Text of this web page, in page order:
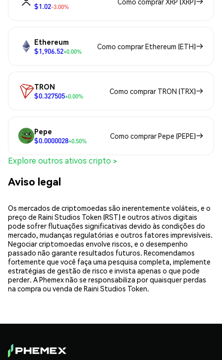
$1.02-3.00%
Ethereum
$1,906.52+0.00%
Como comprar Ethereum (ETH)
TRON
$0.327505+0.00%
Como comprar TRON (TRX)
Pepe
$0.0000028+0.50%
Como comprar Pepe (PEPE)
Explore outros ativos cripto >
Aviso legal
Os mercados de criptomoedas são inerentemente voláteis, e o
preço de Raini Studios Token (RST) e outros ativos digitais
pode sofrer flutuações significativas devido às condições do
mercado, mudanças regulatórias e outros fatores imprevisíveis.
Negociar criptomoedas envolve riscos, e o desempenho
passado não garante resultados futuros. Recomendamos
fortemente que você faça uma pesquisa completa, implemente
estratégias de gestão de risco e invista apenas o que pode
perder. A Phemex não se responsabiliza por quaisquer perdas
na compra ou venda de Raini Studios Token.